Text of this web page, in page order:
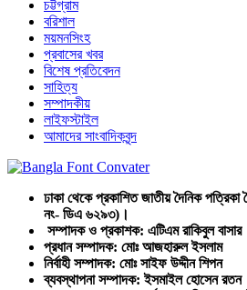
চট্টগ্রাম
বরিশাল
ময়মনসিংহ
প্রবাসের খবর
বিশেষ প্রতিবেদন
সাহিত্য
সম্পাদকীয়
লাইফস্টাইল
আমাদের সাংবাদিকবৃন্দ
ঢাকা থেকে প্রকাশিত জাতীয় দৈনিক পত্রিকা
নং- ডিএ ৬২৯৩)।
সম্পাদক ও প্রকাশক: এটিএম রাকিবুল বাসার
প্রধান সম্পাদক: মোঃ আজহারুল ইসলাম
নির্বাহী সম্পাদক: মোঃ সাইফ উদ্দীন শিপন
ব্যবস্থাপনা সম্পাদক: ইসমাইল হোসেন রতন